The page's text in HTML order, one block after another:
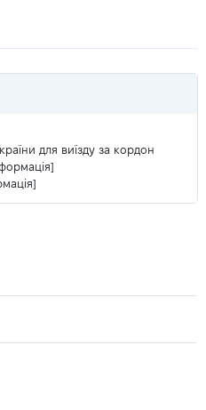
для виїзду за кордон